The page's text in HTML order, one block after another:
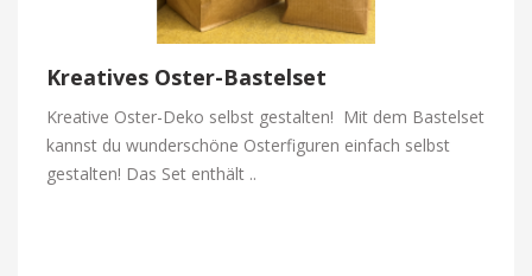
Kreatives Oster-Bastelset
Kreative Oster-Deko selbst gestalten! Mit dem Bastelset
kannst du wunderschöne Osterfiguren einfach selbst
gestalten! Das Set enthält ..